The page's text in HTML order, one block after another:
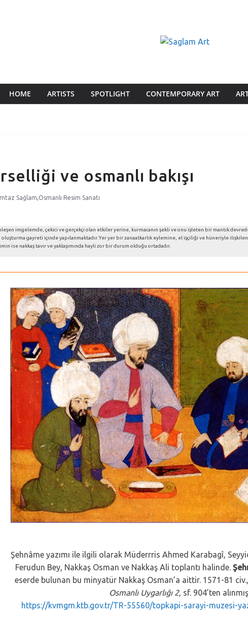
HOME ARTISTS SPOTLIGHT CONTEMPORARY ART
ve osmanlı bakışı
Sağlam,Osmanlı Resim Sanatı
imgelemde, çekici ve gerçekçi olan etkiler yerine, kurmacanın şekli ve onu işleten bir mantık
oluşturma gayreti içinde yapılanmaktadır. Yer yer bir zanaatkarlık eylemine, el işçiliği ve hüneriyle
ise nakkaş tavır ve yaklaşımında hayli zor bir durum olduğu ortadadır.
Şehnâme yazımı ile ilgili olarak Müderrris Ahmed Karabagî,
Ferudun Bey, Nakkaş Osman ve Nakkaş Ali toplantı halinde.
eserde bulunan bu minyatür Nakkaş Osman’a aittir. 1571-81
Osmanlı Uygarlığı 2, sf. 904’ten
https://kvmgm.ktb.gov.tr/TR-55560/topkapi-sarayi-muzesi-